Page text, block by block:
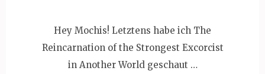
Hey Mochis! Letztens habe ich The
Reincarnation of the Strongest Excorcist
in Another World geschaut …